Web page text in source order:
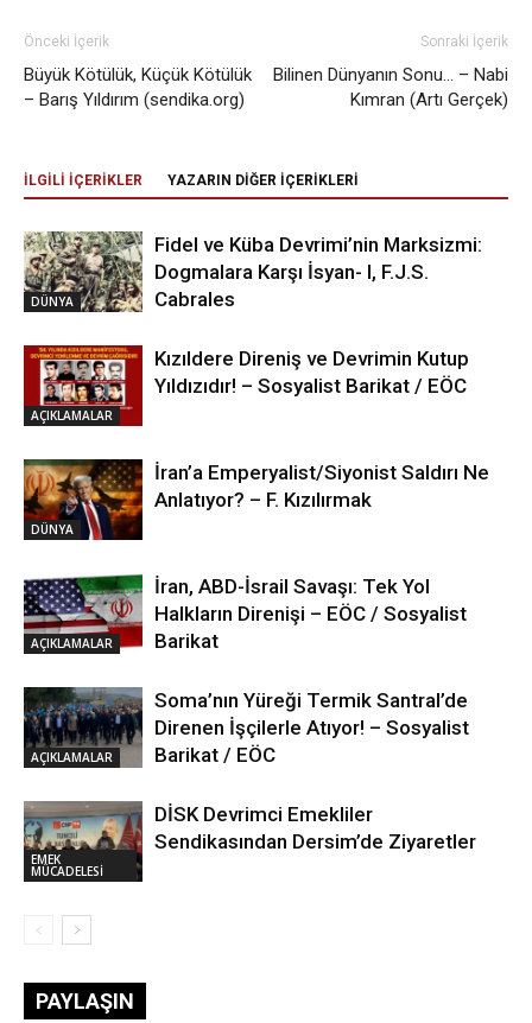
Önceki İçerik
Büyük Kötülük, Küçük Kötülük
– Barış Yıldırım (sendika.org)
Sonraki İçerik
Bilinen Dünyanın Sonu… – Nabi
Kımran (Artı Gerçek)
İLGİLİ İÇERİKLER YAZARIN DİĞER İÇERİKLERİ
DÜNYA
Fidel ve Küba Devrimi’nin Marksizmi:
Dogmalara Karşı İsyan- I, F.J.S.
Cabrales
AÇIKLAMALAR
Kızıldere Direniş ve Devrimin Kutup
Yıldızıdır! – Sosyalist Barikat / EÖC
DÜNYA
İran’a Emperyalist/Siyonist Saldırı Ne
Anlatıyor? – F. Kızılırmak
AÇIKLAMALAR
İran, ABD-İsrail Savaşı: Tek Yol
Halkların Direnişi – EÖC / Sosyalist
Barikat
AÇIKLAMALAR
Soma’nın Yüreği Termik Santral’de
Direnen İşçilerle Atıyor! – Sosyalist
Barikat / EÖC
EMEK
MÜCADELESİ
DİSK Devrimci Emekliler
Sendikasından Dersim’de Ziyaretler
PAYLAŞIN